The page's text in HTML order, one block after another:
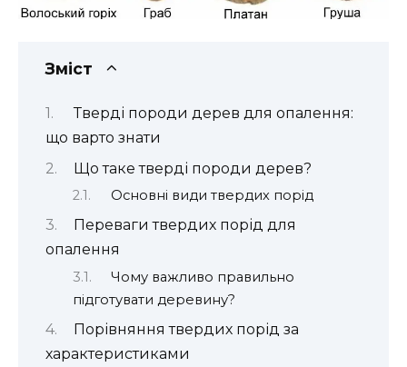
Зміст
Тверді породи дерев для опалення:
що варто знати
Що таке тверді породи дерев?
Основні види твердих порід
Переваги твердих порід для
опалення
Чому важливо правильно
підготувати деревину?
Порівняння твердих порід за
характеристиками